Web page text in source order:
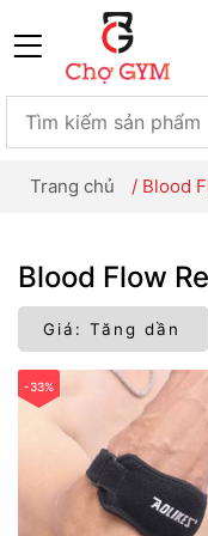
Trang chủ / Blood
Blood Flow
-33%